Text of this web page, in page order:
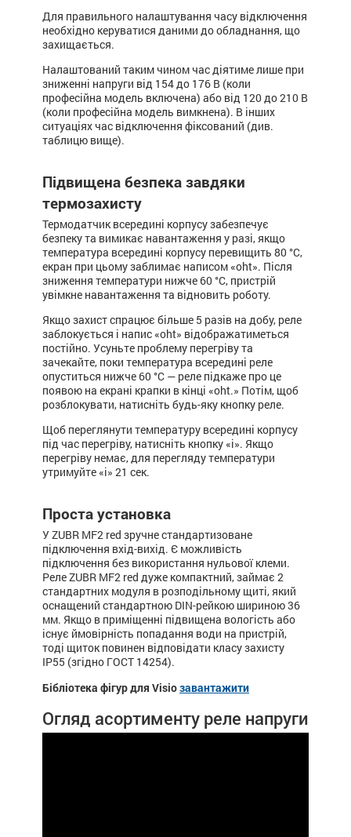
Для правильного налаштування часу відключення
необхідно керуватися даними до обладнання, що
захищається.
Налаштований таким чином час діятиме лише при
зниженні напруги від 154 до 176 В (коли
професійна модель включена) або від 120 до 210 В
(коли професійна модель вимкнена). В інших
ситуаціях час відключення фіксований (див.
таблицю вище).
Підвищена безпека завдяки
термозахисту
Термодатчик всередині корпусу забезпечує
безпеку та вимикає навантаження у разі, якщо
температура всередині корпусу перевищить 80 °С,
екран при цьому заблимає написом «oht». Після
зниження температури нижче 60 °С, пристрій
увімкне навантаження та відновить роботу.
Якщо захист спрацює більше 5 разів на добу, реле
заблокується і напис «oht» відображатиметься
постійно. Усуньте проблему перегріву та
зачекайте, поки температура всередині реле
опуститься нижче 60 °С — реле підкаже про це
появою на екрані крапки в кінці «oht.» Потім, щоб
розблокувати, натисніть будь-яку кнопку реле.
Щоб переглянути температуру всередині корпусу
під час перегріву, натисніть кнопку «i». Якщо
перегріву немає, для перегляду температури
утримуйте «i» 21 сек.
Проста установка
У ZUBR MF2 red зручне стандартизоване
підключення вхід-вихід. Є можливість
підключення без використання нульової клеми.
Реле ZUBR MF2 red дуже компактний, займає 2
стандартних модуля в розподільному щиті, який
оснащений стандартною DIN-рейкою шириною 36
мм. Якщо в приміщенні підвищена вологість або
існує ймовірність попадання води на пристрій,
тоді щиток повинен відповідати класу захисту
IP55 (згідно ГОСТ 14254).
Бібліотека фігур для Visioзавантажити
Огляд асортименту реле напруги